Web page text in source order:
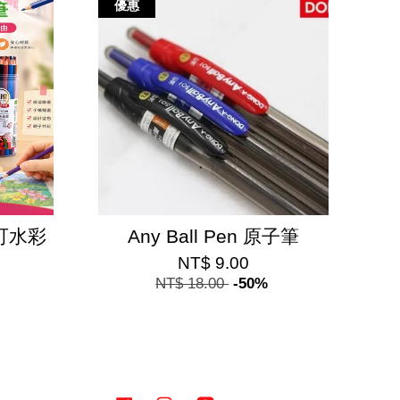
水彩
優惠
Any Ball Pen 原子筆
NT$ 9.00
NT$ 18.00 -50%